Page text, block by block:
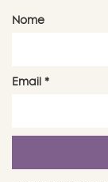
Nome
Email *